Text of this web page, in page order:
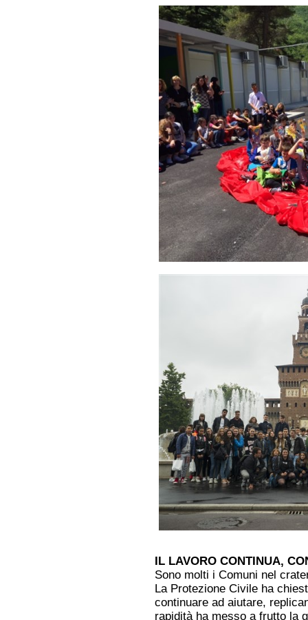
IL LAVORO CONTINUA,
Sono molti i Comuni nel
La Protezione Civile ha
continuare ad aiutare,
rapidità ha messo a frutto la